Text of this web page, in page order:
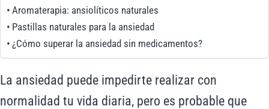
Aromaterapia: ansiolíticos naturales
Pastillas naturales para la ansiedad
¿Cómo superar la ansiedad sin medicamentos?
La ansiedad puede impedirte realizar con
normalidad tu vida diaria, pero es probable que